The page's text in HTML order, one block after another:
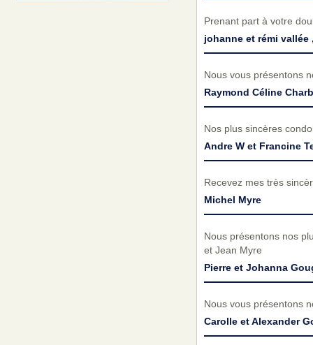
Prenant part à votre
johanne et rémi vallée
Nous vous présentons
Raymond Céline
Nos plus sincères
Andre W et Francine
Recevez mes très
Michel Myre
Nous présentons nos
et Jean Myre
Pierre et Johanna
Nous vous présentons
Carolle et Alexander